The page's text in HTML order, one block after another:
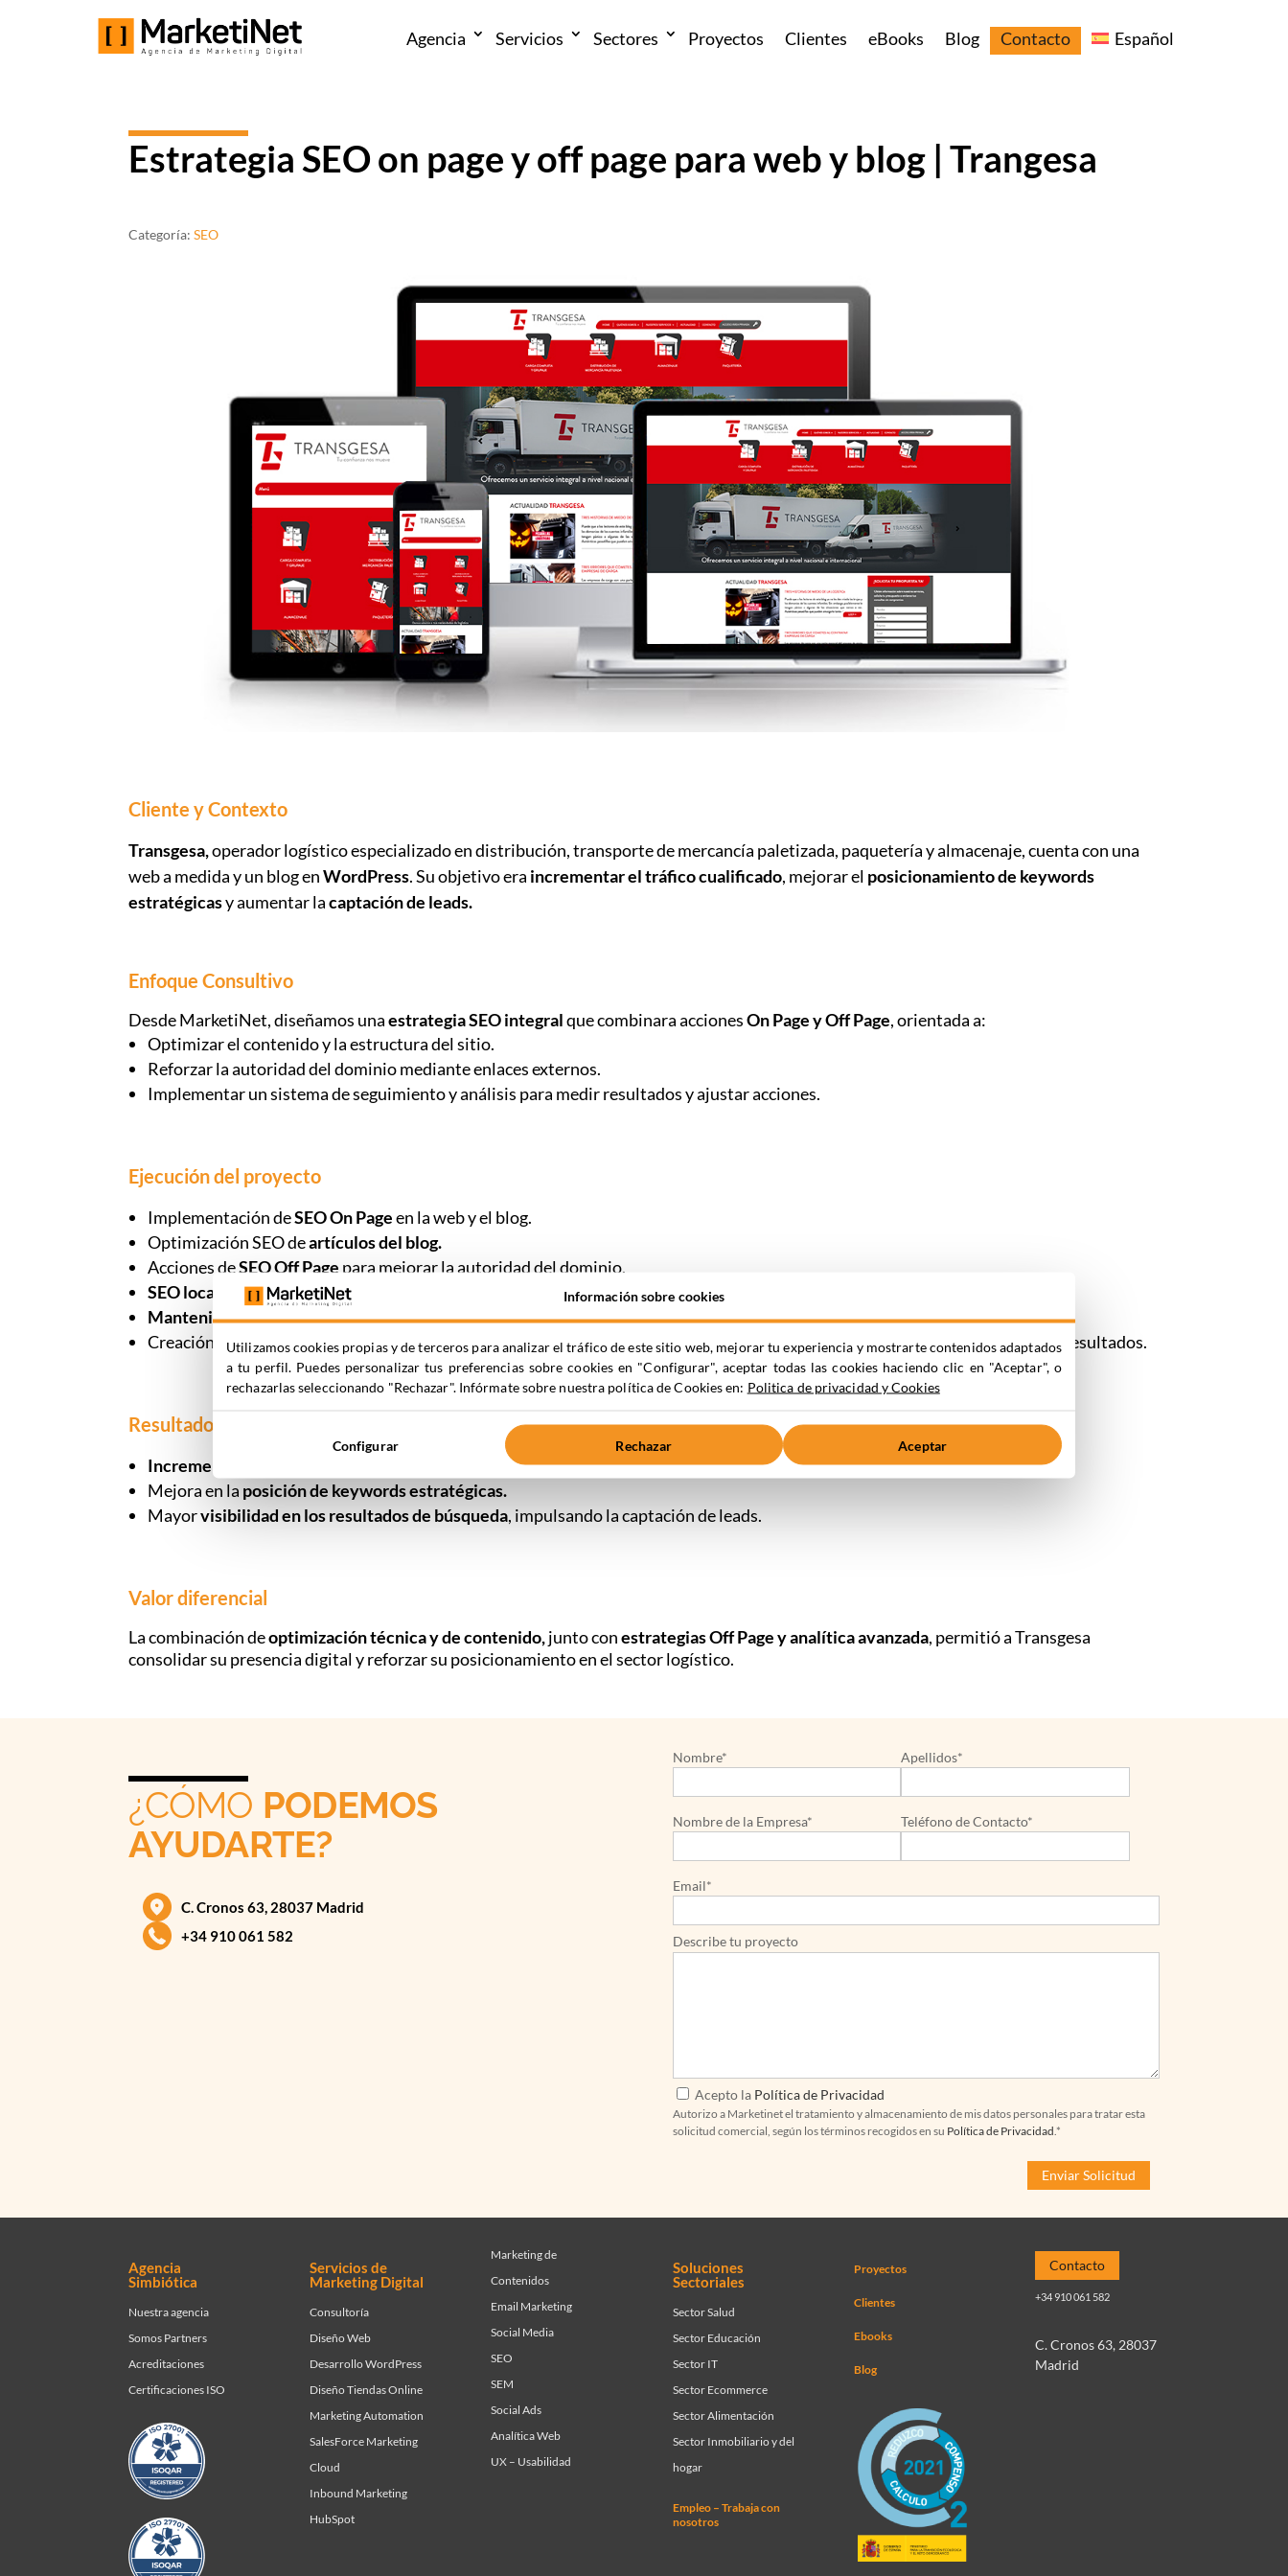
Agencia Servicios Sectores Proyectos Clientes eBooks Blog Contacto Español
Estrategia SEO on page y off page para web y blog | Trangesa
Categoría:SEO
Cliente y Contexto
Transgesa,operador logístico especializado en distribución, transporte de mercancía paletizada, paquetería y almacenaje, cuenta con una
web a medida y un blog enWordPress. Su objetivo era incrementar el tráfico cualificado, mejorar el posicionamiento de keywords
estratégicasy aumentar lacaptación de leads.
Enfoque Consultivo
Desde MarketiNet, diseñamos unaestrategia SEO integralque combinara accionesOn Page y Off Page, orientada a:
Optimizar el contenido y la estructura del sitio.
Reforzar la autoridad del dominio mediante enlaces externos.
Implementar un sistema de seguimiento y análisis para medir resultados y ajustar acciones.
Ejecución del proyecto
Implementación deSEO On Pageen la web y el blog.
Optimización SEO deartículos del blog.
Acciones deSEO Off Page para mejorar la autoridad del dominio.
SEO local
en Google My Business para potenciar la visibilidad en búsquedas geolocalizadas.
Mantenimiento SEO mensualpara garantizar evolución y corregir incidencias.
Creación deDashboards personalizados en Looker Studio, conectados con GA4 y Search Console , para análisis detallado de resultados.
Resultados
Incremento del tráfico orgánico cualificado
en la web y el blog.
Mejora en la posición de keywords estratégicas.
Mayorvisibilidad en los resultados de búsqueda, impulsando la captación de leads.
Valor diferencial
La combinación deoptimización técnica y de contenido,junto conestrategias Off Page y analítica avanzada, permitió a Transgesa
consolidar su presencia digital y reforzar su posicionamiento en el sector logístico.
¿CÓMO PODEMOS
AYUDARTE?
C. Cronos 63, 28037 Madrid
+34 910 061 582
Nombre* Apellidos*
Nombre de la Empresa* Teléfono de Contacto*
Email*
Describe tu proyecto
Acepto la Política de Privacidad
Autorizo a Marketinet el tratamiento y almacenamiento de mis datos personales para tratar esta
solicitud comercial, según los términos recogidos en su Política de Privacidad .*
Agencia
Simbiótica
Nuestra agencia
Somos Partners
Acreditaciones
Certificaciones ISO
Servicios de
Marketing Digital
Consultoría
Diseño Web
Desarrollo WordPress
Diseño Tiendas Online
Marketing Automation
SalesForce Marketing
Cloud
Inbound Marketing
HubSpot
Marketing de
Contenidos
Email Marketing
Social Media
SEO
SEM
Social Ads
Analítica Web
UX – Usabilidad
Soluciones
Sectoriales
Sector Salud
Sector Educación
Sector IT
Sector Ecommerce
Sector Alimentación
Sector Inmobiliario y del
hogar
Empleo – Trabaja con
nosotros
Proyectos
Clientes
Ebooks
Blog
Contacto
+34 910 061 582
C. Cronos 63, 28037
Madrid
Información sobre cookies
Utilizamos cookies propias y de terceros para analizar el tráfico de este sitio web, mejorar tu experiencia y mostrarte contenidos adaptados
a tu perfil. Puedes personalizar tus preferencias sobre cookies en "Configurar", aceptar todas las cookies haciendo clic en "Aceptar", o
rechazarlas seleccionando "Rechazar". Infórmate sobre nuestra política de Cookies en: Politica de privacidad y Cookies
Configurar Rechazar Aceptar